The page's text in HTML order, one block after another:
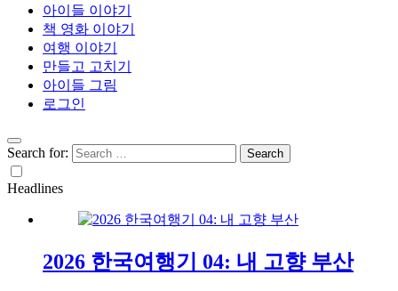
아이들 이야기
책 영화 이야기
여행 이야기
만들고 고치기
아이들 그림
로그인
Search for:
Headlines
2026 한국여행기 04: 내 고향 부산